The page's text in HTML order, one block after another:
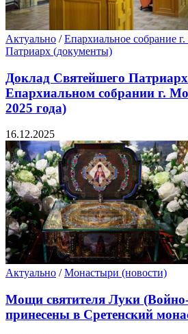
Актуально /Епархиальное собрание
Патриарх (документы)
Доклад Святейшего
Епархиальном собрании г.
2025 года)
16.12.2025
Актуально /Монастыри (новости)
Мощи святителя Луки (Войно-
принесены в Сретенский